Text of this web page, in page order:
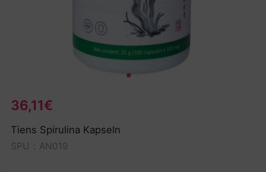
36,11€
Tiens Spirulina Kapseln
SPU：AN019